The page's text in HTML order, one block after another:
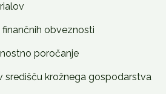
finančnih obveznosti
poročanje
središču krožnega gospodarstva